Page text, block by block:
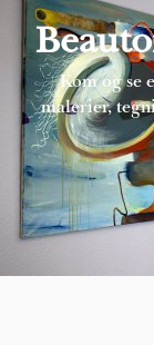
Kom og se
malerier,